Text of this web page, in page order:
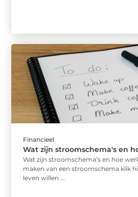
Financieel
Wat zijn stroomschema's en
Wat zijn stroomschema’s en hoe
maken van een stroomschema klik
leven willen ...